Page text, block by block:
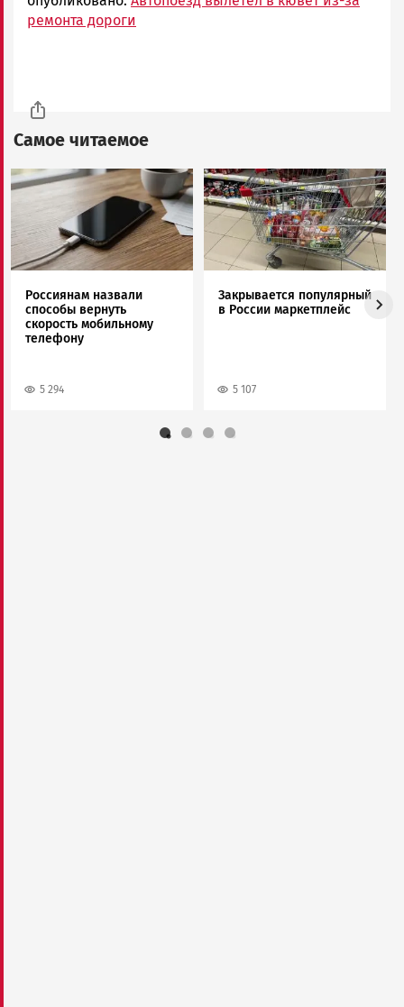
ремонта дороги
Самое читаемое
Image
Россиянам назвали
способы вернуть
скорость мобильному
телефону
5 294
Image
Закрывается популярный
в России маркетплейс
5 107